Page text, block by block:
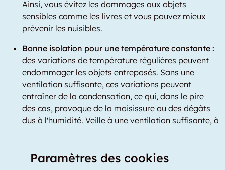
Ainsi, vous évitez les dommages aux objets
sensibles comme les livres et vous pouvez mieux
prévenir les nuisibles.
Bonne isolation pour une température constante :
des variations de température régulières peuvent
endommager les objets entreposés. Sans une
ventilation suffisante, ces variations peuvent
entraîner de la condensation, ce qui, dans le pire
des cas, provoque de la moisissure ou des dégâts
dus à l'humidité. Veille à une ventilation suffisante, à
Faites attention aux possibilités d'accès :
Paramètres des cookies